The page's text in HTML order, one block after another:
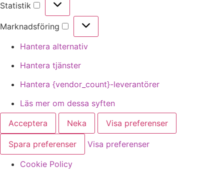
Statistik
Marknadsföring
Hantera alternativ
Hantera tjänster
Hantera {vendor_count}-leverantörer
Läs mer om dessa syften
Acceptera
Neka Visa preferenser
Spara preferenser
Visa preferenser
Cookie Policy